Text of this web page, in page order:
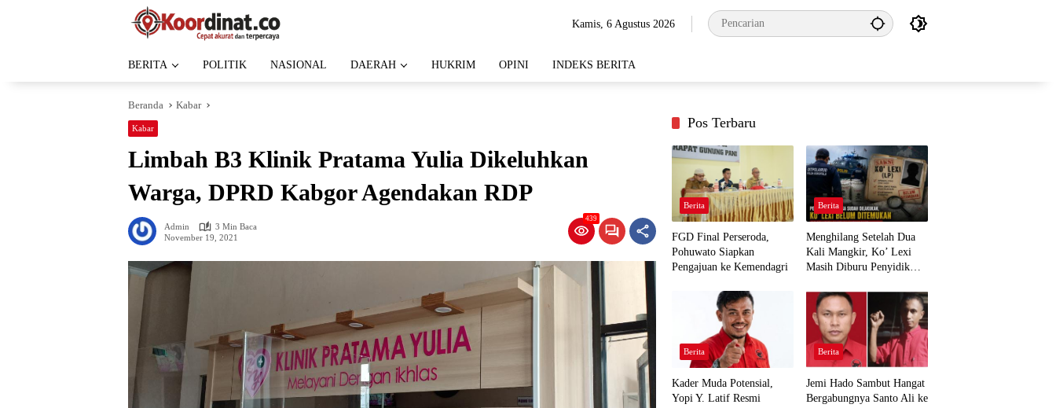
Kamis, 6 Agustus 2026
BERITA POLITIK NASIONAL DAERAH HUKRIM OPINI INDEKS BERITA
Beranda Kabar
Kabar
Limbah B3 Klinik Pratama Yulia Dikeluhkan
Warga, DPRD Kabgor Agendakan RDP
Admin
3 Min Baca
November 19, 2021
439
Pos Terbaru
Berita
FGD Final Perseroda,
Pohuwato Siapkan
Pengajuan ke Kemendagri
Berita
Menghilang Setelah Dua
Kali Mangkir, Ko’ Lexi
Masih Diburu Penyidik
Berita
Kader Muda Potensial,
Yopi Y. Latif Resmi
Berita
Jemi Hado Sambut Hangat
Bergabungnya Santo Ali ke